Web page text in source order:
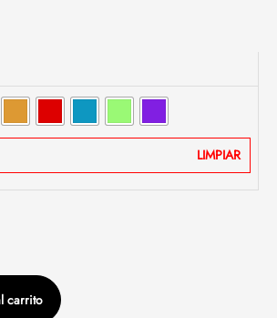
LIMPIAR
carrito